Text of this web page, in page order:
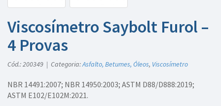
Viscosímetro Saybolt Furol –
4 Provas
Cód.: 200349 | Categoria:Asfalto, Betumes, Óleos, Viscosímetro
NBR 14491:2007; NBR 14950:2003; ASTM D88/D888:2019;
ASTM E102/E102M:2021.